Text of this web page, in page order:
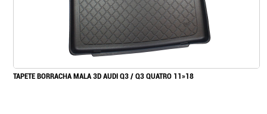
TAPETE BORRACHA MALA 3D AUDI Q3 / Q3 QUATRO 11»18